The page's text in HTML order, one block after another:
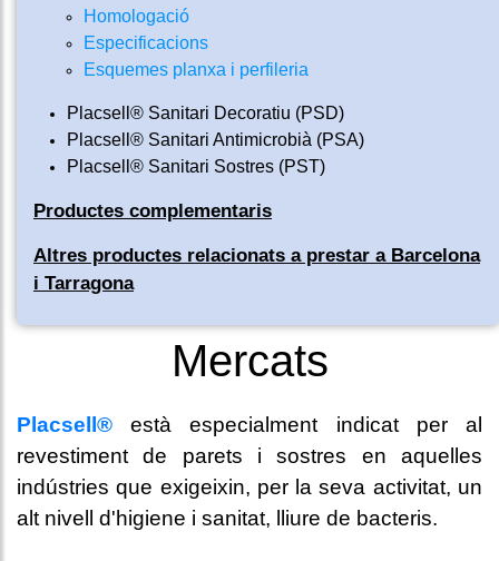
Homologació
Especificacions
Esquemes planxa i perfileria
Placsell® Sanitari Decoratiu (PSD)
Placsell® Sanitari Antimicrobià (PSA)
Placsell® Sanitari Sostres (PST)
Productes complementaris
Altres productes relacionats a prestar a Barcelona
i Tarragona
Mercats
Placsell® està especialment indicat per al
revestiment de parets i sostres en aquelles
indústries que exigeixin, per la seva activitat, un
alt nivell d'higiene i sanitat, lliure de bacteris.